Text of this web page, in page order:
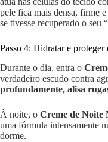
pele fica mais densa, firme
se tivesse recuperado o seu
Passo 4: Hidratar e
Durante o dia, entra o
verdadeiro escudo contra
profundamente, alisa
À noite, o Creme de Noite
uma fórmula intensamente
dorme.